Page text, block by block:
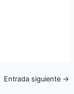
Entrada siguiente →